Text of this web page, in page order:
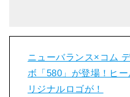
ニューバランス×コム
ボ「580」が登場！ヒ
リジナルロゴが！